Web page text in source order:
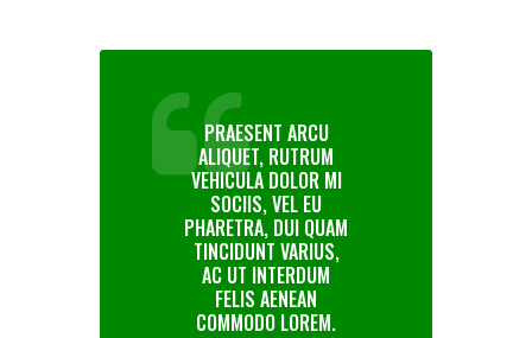
PRAESENT ARCU
ALIQUET, RUTRUM
VEHICULA DOLOR MI
SOCIIS, VEL EU
PHARETRA, DUI QUAM
TINCIDUNT VARIUS,
AC UT INTERDUM
FELIS AENEAN
COMMODO LOREM.